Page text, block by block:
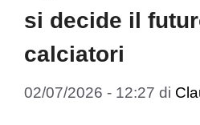
si decide il
calciatori
02/07/2026 - 12:27 di